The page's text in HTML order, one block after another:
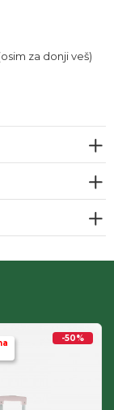
za donji veš)
-50%